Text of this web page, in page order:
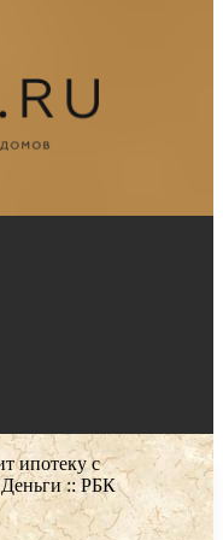
ипотеку с
Деньги :: РБК